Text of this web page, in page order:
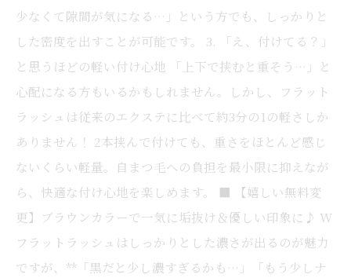
少なくて隙間が気になる…」という方でも、しっかりと
した密度を出すことが可能です。 3. 「え、付けてる？」
と思うほどの軽い付け心地 「上下で挟むと重そう…」と
心配になる方もいるかもしれません。しかし、フラット
ラッシュは従来のエクステに比べて約3分の1の軽さしか
ありません！ 2本挟んで付けても、重さをほとんど感じ
ないくらい軽量。自まつ毛への負担を最小限に抑えなが
ら、快適な付け心地を楽しめます。 ■ 【嬉しい無料変
更】ブラウンカラーで一気に垢抜け＆優しい印象に♪ W
フラットラッシュはしっかりとした濃さが出るのが魅力
ですが、**「黒だと少し濃すぎるかも…」「もう少しナ